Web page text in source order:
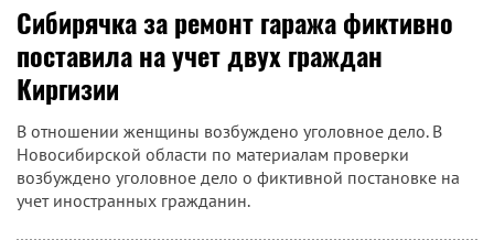
Сибирячка за ремонт гаража фиктивно
поставила на учет двух граждан
Киргизии
В отношении женщины возбуждено уголовное дело. В
Новосибирской области по материалам проверки
возбуждено уголовное дело о фиктивной постановке на
учет иностранных гражданин.